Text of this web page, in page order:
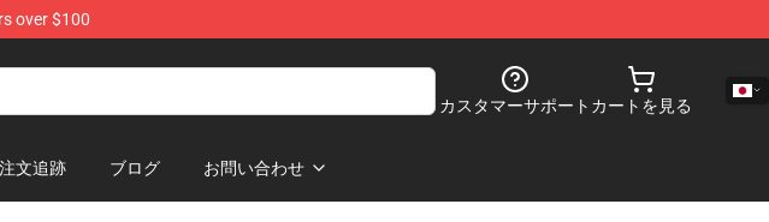
over $100
カスタマーサポート カートを見る
注文追跡 ブログ お問い合わせ